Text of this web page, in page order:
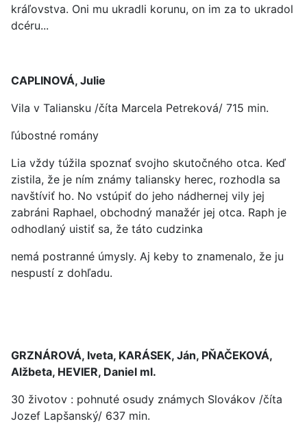
kráľovstva. Oni mu ukradli korunu, on im za to ukradol
dcéru...
CAPLINOVÁ, Julie
Vila v Taliansku /číta Marcela Petreková/ 715 min.
ľúbostné romány
Lia vždy túžila spoznať svojho skutočného otca. Keď
zistila, že je ním známy taliansky herec, rozhodla sa
navštíviť ho. No vstúpiť do jeho nádhernej vily jej
zabráni Raphael, obchodný manažér jej otca. Raph je
odhodlaný uistiť sa, že táto cudzinka
nemá postranné úmysly. Aj keby to znamenalo, že ju
nespustí z dohľadu.
GRZNÁROVÁ, Iveta, KARÁSEK, Ján, PŇAČEKOVÁ,
Alžbeta, HEVIER, Daniel ml.
30 životov : pohnuté osudy známych Slovákov /číta
Jozef Lapšanský/ 637 min.